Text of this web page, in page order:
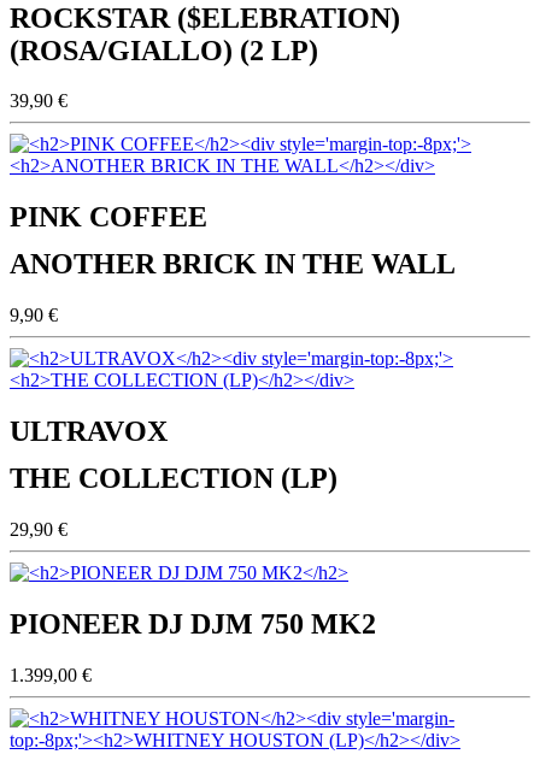
ROCKSTAR ($ELEBRATION)
(ROSA/GIALLO) (2 LP)
39,90 €
PINK COFFEE
ANOTHER BRICK IN THE WALL
9,90 €
ULTRAVOX
THE COLLECTION (LP)
29,90 €
PIONEER DJ DJM 750 MK2
1.399,00 €